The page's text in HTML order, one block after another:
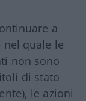
a
quale le
non sono
di stato
le azioni